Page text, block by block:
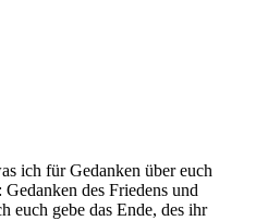
ich für Gedanken über euch
des Friedens und
euch gebe das Ende, des ihr